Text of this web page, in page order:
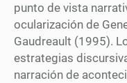
punto de vista
ocularización de
Gaudreault (1995).
estrategias
narración de